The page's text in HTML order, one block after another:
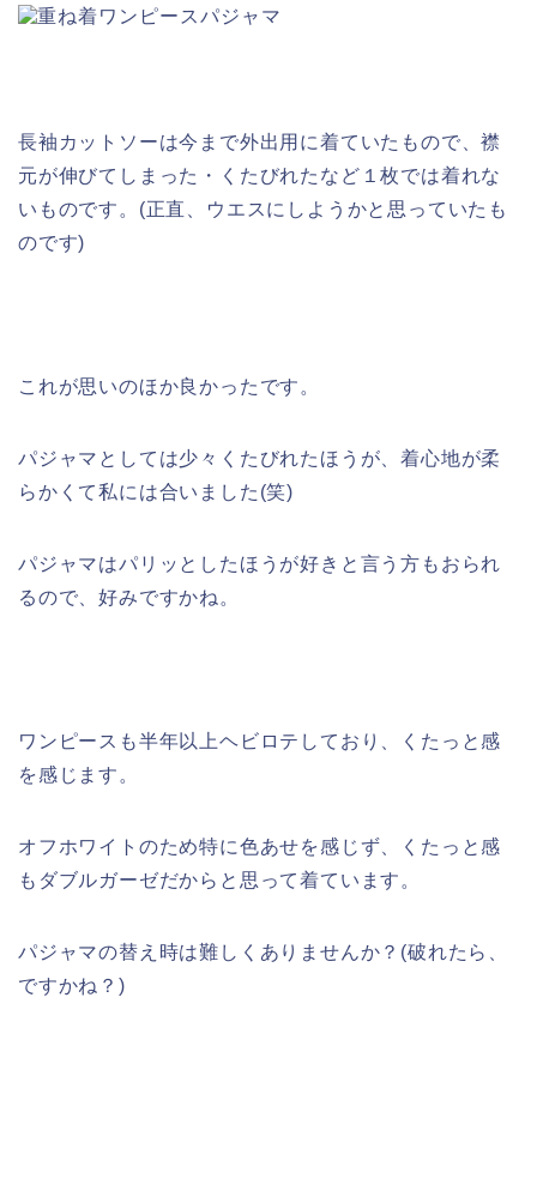
長袖カットソーは今まで外出用に着ていたもので、襟
元が伸びてしまった・くたびれたなど１枚では着れな
いものです。(正直、ウエスにしようかと思っていたも
のです)
これが思いのほか良かったです。
パジャマとしては少々くたびれたほうが、着心地が柔
らかくて私には合いました(笑)
パジャマはパリッとしたほうが好きと言う方もおられ
るので、好みですかね。
ワンピースも半年以上ヘビロテしており、くたっと感
を感じます。
オフホワイトのため特に色あせを感じず、くたっと感
もダブルガーゼだからと思って着ています。
パジャマの替え時は難しくありませんか？(破れたら、
ですかね？)